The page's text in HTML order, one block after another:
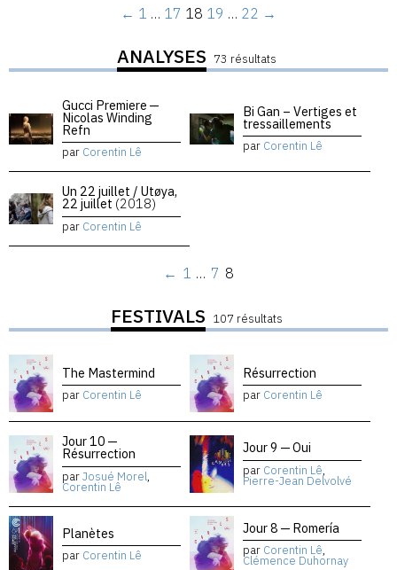
← 1 … 17 18 19 … 22 →
ANALYSES 73 résultats
Gucci Premiere —
Nicolas Winding
Refn
par Corentin Lê
Bi Gan – Vertiges et
tressaillements
par Corentin Lê
Un 22 juillet / Utøya,
22 juillet (2018)
par Corentin Lê
← 1 … 7 8
FESTIVALS 107 résultats
The Mastermind
par Corentin Lê
Résurrection
par Corentin Lê
Jour 10 —
Résurrection
parJosué Morel,
Corentin Lê
Jour 9 — Oui
par Corentin Lê,
Pierre-Jean Delvolvé
Planètes
par Corentin Lê
Jour 8 — Romería
par Corentin Lê,
Clémence Duhornay